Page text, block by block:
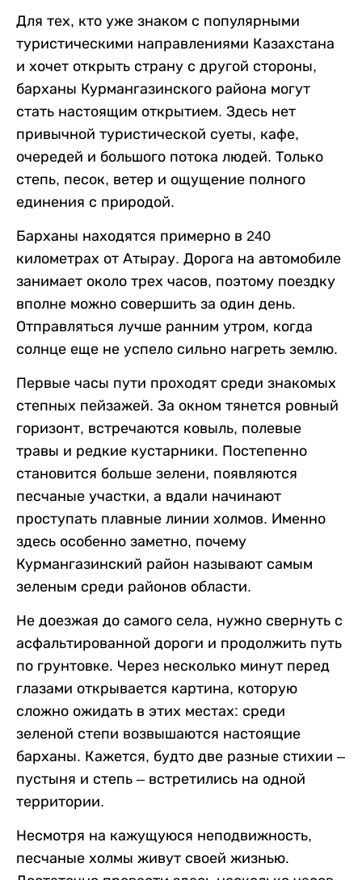
Для тех, кто уже знаком с популярными
туристическими направлениями Казахстана
и хочет открыть страну с другой стороны,
барханы Курмангазинского района могут
стать настоящим открытием. Здесь нет
привычной туристической суеты, кафе,
очередей и большого потока людей. Только
степь, песок, ветер и ощущение полного
единения с природой.
Барханы находятся примерно в 240
километрах от Атырау. Дорога на автомобиле
занимает около трех часов, поэтому поездку
вполне можно совершить за один день.
Отправляться лучше ранним утром, когда
солнце еще не успело сильно нагреть землю.
Первые часы пути проходят среди знакомых
степных пейзажей. За окном тянется ровный
горизонт, встречаются ковыль, полевые
травы и редкие кустарники. Постепенно
становится больше зелени, появляются
песчаные участки, а вдали начинают
проступать плавные линии холмов. Именно
здесь особенно заметно, почему
Курмангазинский район называют самым
зеленым среди районов области.
Не доезжая до самого села, нужно свернуть с
асфальтированной дороги и продолжить путь
по грунтовке. Через несколько минут перед
глазами открывается картина, которую
сложно ожидать в этих местах: среди
зеленой степи возвышаются настоящие
барханы. Кажется, будто две разные стихии –
пустыня и степь – встретились на одной
территории.
Несмотря на кажущуюся неподвижность,
песчаные холмы живут своей жизнью.